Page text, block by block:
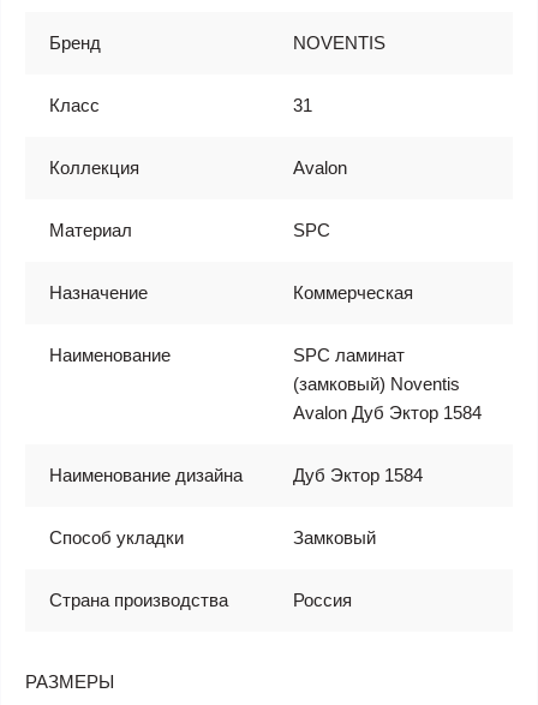
Бренд NOVENTIS
Класс 31
Коллекция Avalon
Материал SPC
Назначение Коммерческая
Наименование
SPC ламинат
(замковый) Noventis
Avalon Дуб Эктор 1584
Наименование дизайна Дуб Эктор 1584
Способ укладки Замковый
Страна производства Россия
РАЗМЕРЫ